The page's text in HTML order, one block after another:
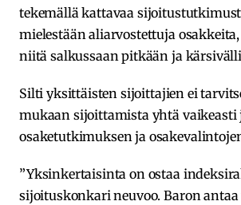
tekemällä kattavaa
mielestään aliarvostettuja
niitä salkussaan pitkään ja
Silti yksittäisten sijoittajien ei
mukaan sijoittamista yhtä vaikeasti
osaketutkimuksen ja
”Yksinkertaisinta on ostaa
sijoituskonkari neuvoo. Baron